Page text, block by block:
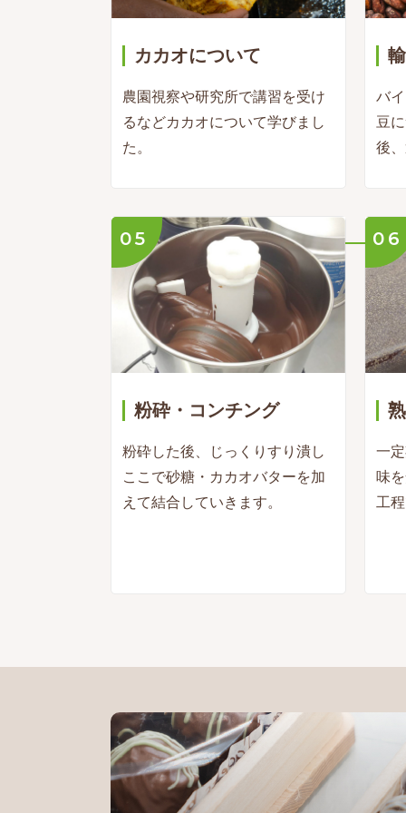
カカオについて
農園視察や研究所で講習を受け
るなどカカオについて学びまし
た。
バ
豆
後
粉砕・コンチング
粉砕した後、じっくりすり潰し
ここで砂糖・カカオバターを加
えて結合していきます。
一
味
工